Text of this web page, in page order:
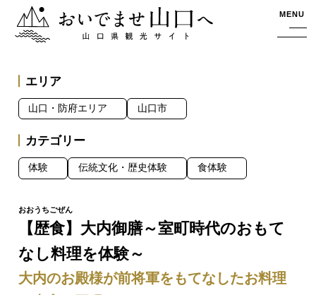
おいでませ山口へー山口県観光サイト MENU
【歴食】大内御膳～室町時代のおもて
なし料理を体験～
大内のお殿様が前将軍をもてなしたお料理
エリア
山口・防府エリア 山口市
カテゴリー
体験 伝統文化・歴史体験 食体験